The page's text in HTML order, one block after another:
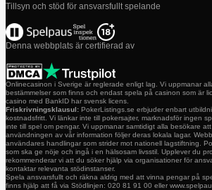
Tillsyn och stöd för ansvarsfullt spelande
Denna webbplats är certifierad av
Onlinecasinon i Sverige är reglerade enligt lag. Vi uppmanar
bestämmelser som finns och endast spela på casinon som är
casino med BankID har svensk licens.
Friskrivningsklausul: PokerListings.se erbjuder enbart
kostnadsfritt. Vi länkar inte till pokersajter, marknadsför ingen
inte till spel om pengar. Vi uppmanar samtidigt alla besökare
användningen av vår information följer deras lokala lagar.
användares handlingar som strider mot nationell lagstiftning.
som ska ge nöje och ingå i en hälsosam livsstil. Upplever du
rekommenderar vi att du söker hjälp via organisationer för
kontaktar relevanta stödinstanser.
Spela ansvarsfullt och räkna aldrig med att vinna pengar på
finns hjälp att få via Stödlinjen: 020 81 91 00 eller